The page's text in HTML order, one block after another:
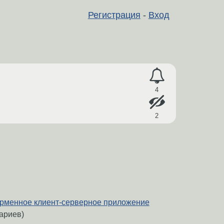
Регистрация - Вход
4
2
клиент-серверное приложение